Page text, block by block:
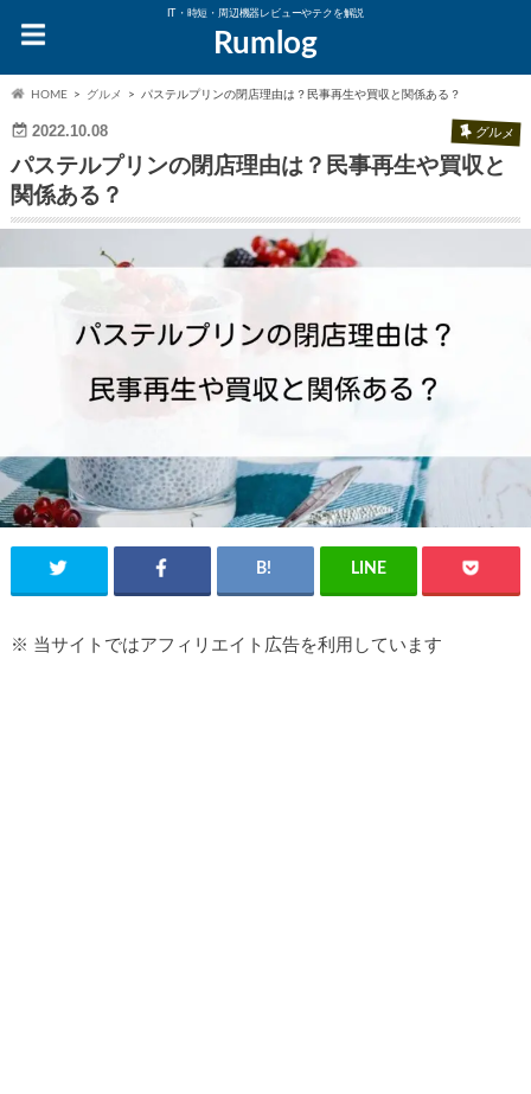
IT・時短・周辺機器レビューやテクを解説
Rumlog
HOME グルメ パステルプリンの閉店理由は？民事再生や買収と関係ある？
2022.10.08 グルメ
パステルプリンの閉店理由は？民事再生や買収と
関係ある？
※ 当サイトではアフィリエイト広告を利用しています